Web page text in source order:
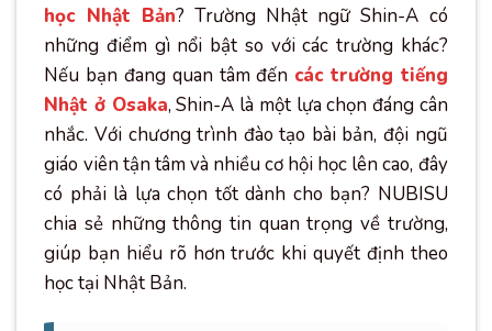
học Nhật Bản? Trường Nhật ngữ Shin-A có
những điểm gì nổi bật so với các trường khác?
Nếu bạn đang quan tâm đến các trường tiếng
Nhật ở Osaka, Shin-A là một lựa chọn đáng cân
nhắc. Với chương trình đào tạo bài bản, đội ngũ
giáo viên tận tâm và nhiều cơ hội học lên cao, đây
có phải là lựa chọn tốt dành cho bạn? NUBISU
chia sẻ những thông tin quan trọng về trường,
giúp bạn hiểu rõ hơn trước khi quyết định theo
học tại Nhật Bản.